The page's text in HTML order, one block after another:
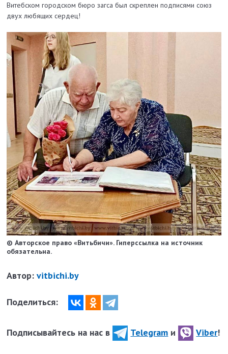
Витебском городском бюро загса был скреплен подписями союз
двух любящих сердец!
© Авторское право «Витьбичи». Гиперссылка на источник
обязательна.
Автор:vitbichi.by
Поделиться:
Подписывайтесь на нас в Telegram и Viber!